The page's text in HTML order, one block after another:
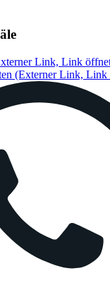
Link, Link
(Externer Link, Link